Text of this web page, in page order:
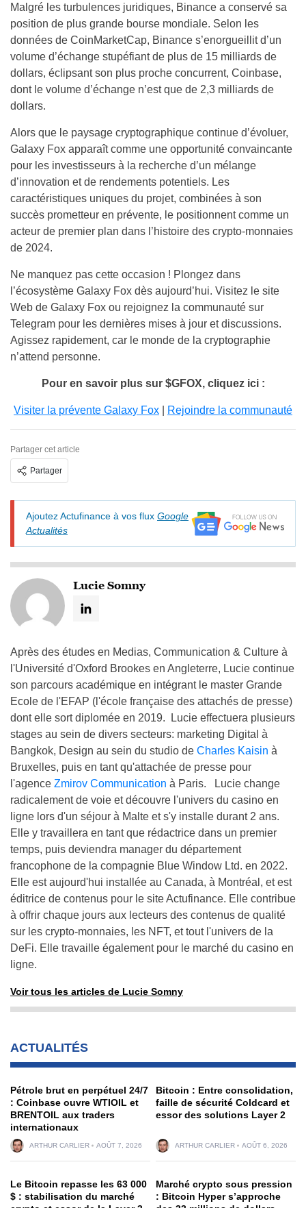
Malgré les turbulences juridiques, Binance a conservé sa
position de plus grande bourse mondiale. Selon les
données de CoinMarketCap, Binance s’enorgueillit d’un
volume d’échange stupéfiant de plus de 15 milliards de
dollars, éclipsant son plus proche concurrent, Coinbase,
dont le volume d’échange n’est que de 2,3 milliards de
dollars.
Alors que le paysage cryptographique continue d’évoluer,
Galaxy Fox apparaît comme une opportunité convaincante
pour les investisseurs à la recherche d’un mélange
d’innovation et de rendements potentiels. Les
caractéristiques uniques du projet, combinées à son
succès prometteur en prévente, le positionnent comme un
acteur de premier plan dans l’histoire des crypto-monnaies
de 2024.
Ne manquez pas cette occasion ! Plongez dans
l’écosystème Galaxy Fox dès aujourd’hui. Visitez le site
Web de Galaxy Fox ou rejoignez la communauté sur
Telegram pour les dernières mises à jour et discussions.
Agissez rapidement, car le monde de la cryptographie
n’attend personne.
Pour en savoir plus sur $GFOX, cliquez ici :
Visiter la prévente Galaxy Fox Rejoindre la communauté
Partager cet article
Partager
Ajoutez Actufinance à vos flux Google
Actualités
Lucie Somny
Après des études en Medias, Communication & Culture à
l'Université d'Oxford Brookes en Angleterre, Lucie continue
son parcours académique en intégrant le master Grande
Ecole de l'EFAP (l'école française des attachés de presse)
dont elle sort diplomée en 2019. Lucie effectuera plusieurs
stages au sein de divers secteurs: marketing Digital à
Bangkok, Design au sein du studio de Charles Kaisin à
Bruxelles, puis en tant qu'attachée de presse pour
l'agence Zmirov Communication à Paris. Lucie change
radicalement de voie et découvre l'univers du casino en
ligne lors d'un séjour à Malte et s'y installe durant 2 ans.
Elle y travaillera en tant que rédactrice dans un premier
temps, puis deviendra manager du département
francophone de la compagnie Blue Window Ltd. en 2022.
Elle est aujourd'hui installée au Canada, à Montréal, et est
éditrice de contenus pour le site Actufinance. Elle contribue
à offrir chaque jours aux lecteurs des contenus de qualité
sur les crypto-monnaies, les NFT, et tout l'univers de la
DeFi. Elle travaille également pour le marché du casino en
ligne.
Voir tous les articles de Lucie Somny
ACTUALITÉS
Pétrole brut en perpétuel 24/7
: Coinbase ouvre WTIOIL et
BRENTOIL aux traders
internationaux
ARTHUR CARLIER AOÛT 7, 2026
Bitcoin : Entre consolidation,
faille de sécurité Coldcard et
essor des solutions Layer 2
ARTHUR CARLIER AOÛT 6, 2026
Le Bitcoin repasse les 63 000
$ : stabilisation du marché
Marché crypto sous pression
: Bitcoin Hyper s’approche